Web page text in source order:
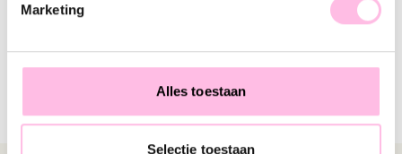
Marketing
Alles toestaan
Selectie toestaan